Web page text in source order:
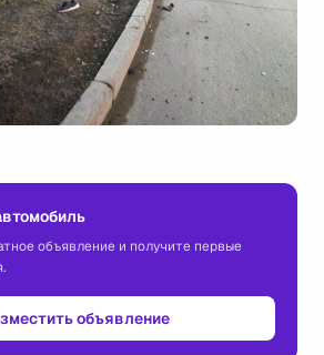
объявление и получите первые
объявление